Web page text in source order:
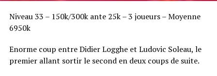
Niveau 33 – 150k/300k ante 25k – 3 joueurs – Moyenne
6950k
Enorme coup entre Didier Logghe et Ludovic Soleau, le
premier allant sortir le second en deux coups de suite.